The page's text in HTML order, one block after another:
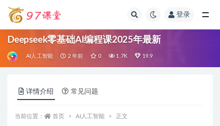
登录
Deepseek零基础AI编程课2025年最新
AI人工智能 2 年前 0 1.7K 19.9
详情介绍 常见问题
当前位置： 首页 AI人工智能 正文